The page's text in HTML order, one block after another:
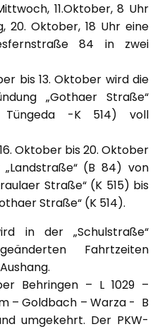
11.Oktober, 8 Uhr
20. Oktober, 18 Uhr eine
84 in zwei
bis 13. Oktober wird die
„Gothaer Straße“
Tüngeda -K 514) voll
Oktober bis 20. Oktober
(B 84) von
Straße“ (K 515) bis
Straße“ (K 514).
in der „Schulstraße“
Fahrtzeiten
Behringen – L 1029 –
– Goldbach – Warza - B
umgekehrt. Der PKW-